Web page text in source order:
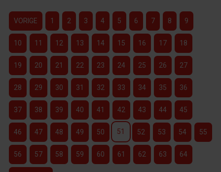
VORIGE 1 2 3 4 5 6 7 8 9
10 11 12 13 14 15 16 17 18
19 20 21 22 23 24 25 26 27
28 29 30 31 32 33 34 35 36
37 38 39 40 41 42 43 44 45
46 47 48 49 50 51 52 53 54 55
56 57 58 59 60 61 62 63 64